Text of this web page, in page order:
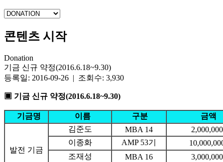
콘텐츠 시작
Donation
기금 신규 약정(2016.6.18~9.30)
등록일: 2016-09-26 | 조회수: 3,930
▣ 기금 신규 약정(2016.6.18~9.30)
기금명 이름 구분 금액
발전 기금
김준도 MBA 14
2,000,000
이종화
AMP 53기
조재성
MBA 16
3,000,000